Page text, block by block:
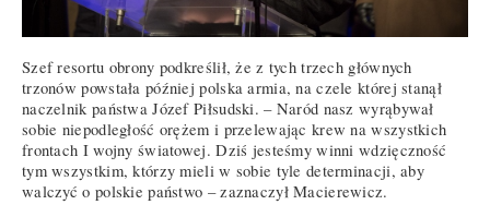
Szef resortu obrony podkreślił, że z tych trzech głównych
trzonów powstała później polska armia, na czele której stanął
naczelnik państwa Józef Piłsudski. – Naród nasz wyrąbywał
sobie niepodległość orężem i przelewając krew na wszystkich
frontach I wojny światowej. Dziś jesteśmy winni wdzięczność
tym wszystkim, którzy mieli w sobie tyle determinacji, aby
walczyć o polskie państwo – zaznaczył Macierewicz.